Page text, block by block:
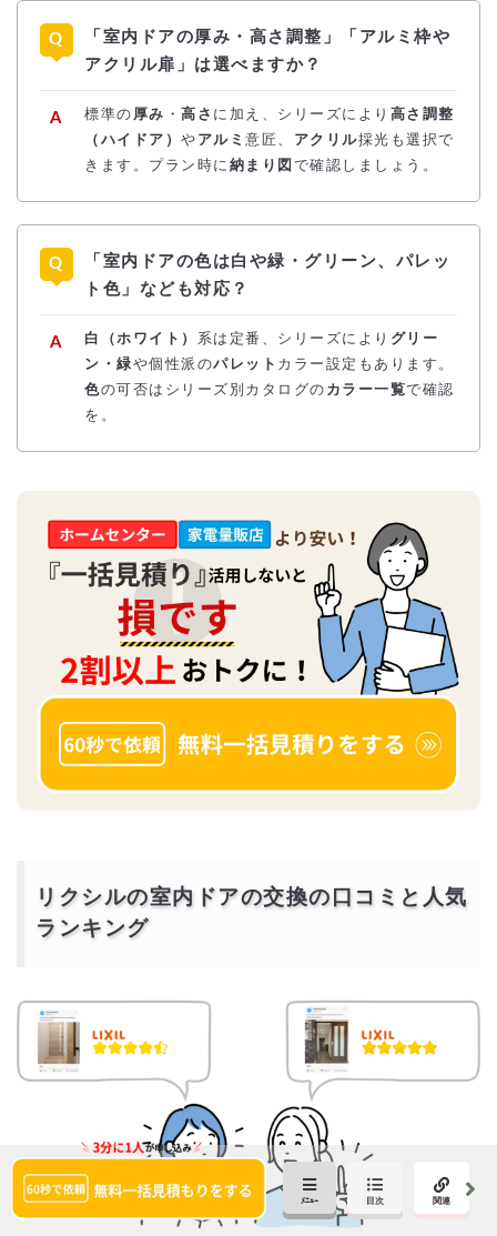
「室内ドアの厚み・高さ調整」「アルミ枠や
アクリル扉」は選べますか？
標準の 厚み ・ 高さ に加え、シリーズにより 高さ調整
（ハイドア） や アルミ 意匠、 アクリル採光も選択で
きます。プラン時に 納まり図 で確認しましょう。
「室内ドアの色は白や緑・グリーン、パレッ
ト色」なども対応？
白（ホワイト） 系は定番、シリーズにより グリー
ン・緑や個性派のパレット カラー設定もあります。
色の可否はシリーズ別カタログの カラー一覧で確認
を。
リクシルの室内ドアの交換の口コミと人気
ランキング